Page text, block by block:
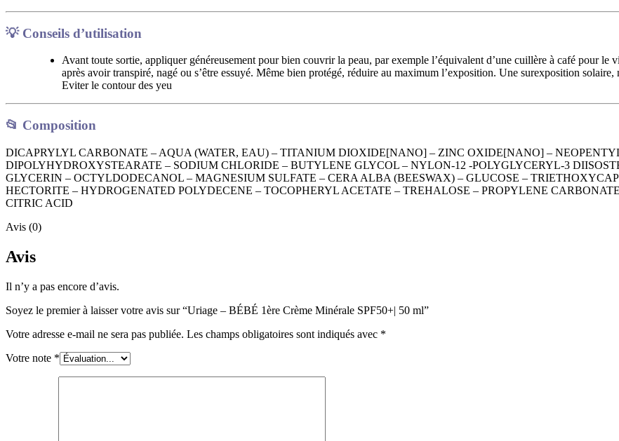
💡 Conseils d’utilisation
Avant toute sortie, appliquer généreusement pour bien couvrir la peau, par exemple l’équivalent d’une cuillère à café pour le
après avoir transpiré, nagé ou s’être essuyé. Même bien protégé, réduire au maximum l’exposition. Une surexposition solaire,
Eviter le contour des yeu
📂 Composition
DICAPRYLYL CARBONATE – AQUA (WATER, EAU) – TITANIUM DIOXIDE[NANO] – ZINC OXIDE[NANO] –
DIPOLYHYDROXYSTEARATE – SODIUM CHLORIDE – BUTYLENE GLYCOL – NYLON-12 -POLYGLYCERYL-3
GLYCERIN – OCTYLDODECANOL – MAGNESIUM SULFATE – CERA ALBA (BEESWAX) – GLUCOSE –
HECTORITE – HYDROGENATED POLYDECENE – TOCOPHERYL ACETATE – TREHALOSE – PROPYLENE
CITRIC ACID
Avis (0)
Avis
Il n’y a pas encore d’avis.
Soyez le premier à laisser votre avis sur “Uriage – BÉBÉ 1ère Crème Minérale SPF50+| 50 ml”
Votre adresse e-mail ne sera pas publiée. Les champs obligatoires sont indiqués avec *
Votre note *